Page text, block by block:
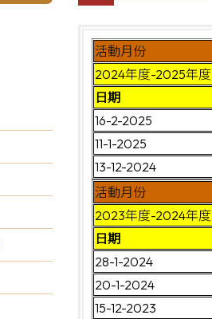
活動月份
2024年度-2025年度
日期
16-2-2025
11-1-2025
13-12-2024
活動月份
2023年度-2024年度
日期
28-1-2024
20-1-2024
15-12-2023